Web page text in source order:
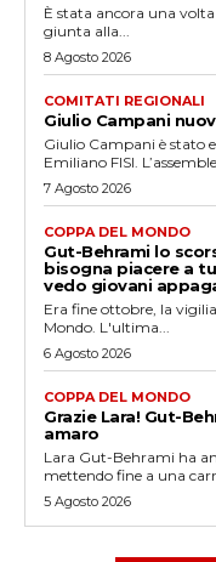
È stata ancora una volta
giunta alla...
8 Agosto 2026
COMITATI REGIONALI
Giulio Campani
Giulio Campani è stato
Emiliano FISI.
7 Agosto 2026
COPPA DEL MONDO
Gut-Behrami lo
bisogna piacere a
vedo giovani
Era fine ottobre, la
Mondo. L'ultima...
6 Agosto 2026
COPPA DEL MONDO
Grazie Lara! Gut-
amaro
Lara Gut-Behrami ha
mettendo fine a una
5 Agosto 2026